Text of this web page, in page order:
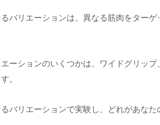
バリエーションは、異なる筋肉をター
ーションのいくつかは、ワイドグリッ
。
バリエーションで実験し、どれがあな